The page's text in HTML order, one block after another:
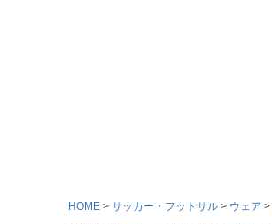
HOME サッカー・フットサル ウェア